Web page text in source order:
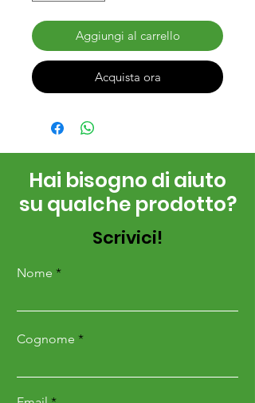
Aggiungi al carrello
Acquista ora
Hai bisogno di aiuto
su qualche prodotto?
Scrivici!
Nome
Cognome